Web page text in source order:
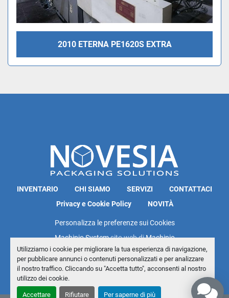
Utilizziamo i cookie per migliorare la tua esperienza di navigazione,
per pubblicare annunci o contenuti personalizzati e per analizzare
il nostro traffico. Cliccando su "Accetta tutto", acconsenti al nostro
utilizzo dei cookie.
Accettare Rifiutare Per saperne di più
2010 ETERNA PE1620S EXTRA
INVENTARIO CHI SIAMO SERVIZI
CONTATTACI
Privacy e Cookie Policy
NOVITÀ
Personalizza le preferenze sui Cookies
Machinio Systemsito web diMachinio